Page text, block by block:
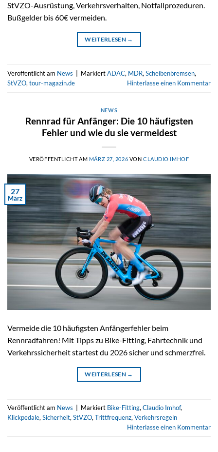
StVZO-Ausrüstung, Verkehrsverhalten, Notfallprozeduren.
Bußgelder bis 60€ vermeiden.
WEITERLESEN →
Veröffentlicht am News MarkiertADAC, MDR, Scheibenbremsen,
StVZO, tour-magazin.de Hinterlasse einen Kommentar
NEWS
Rennrad für Anfänger: Die 10 häufigsten
Fehler und wie du sie vermeidest
VERÖFFENTLICHT AM MÄRZ 27, 2026 VON CLAUDIO IMHOF
27
März
Vermeide die 10 häufigsten Anfängerfehler beim
Rennradfahren! Mit Tipps zu Bike-Fitting, Fahrtechnik und
Verkehrssicherheit startest du 2026 sicher und schmerzfrei.
WEITERLESEN →
Veröffentlicht am News Markiert Bike-Fitting, Claudio Imhof,
Klickpedale, Sicherheit, StVZO, Trittfrequenz, Verkehrsregeln
Hinterlasse einen Kommentar